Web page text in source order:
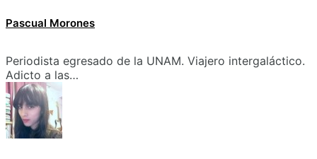
Pascual Morones
Periodista egresado de la UNAM. Viajero intergaláctico.
Adicto a las…